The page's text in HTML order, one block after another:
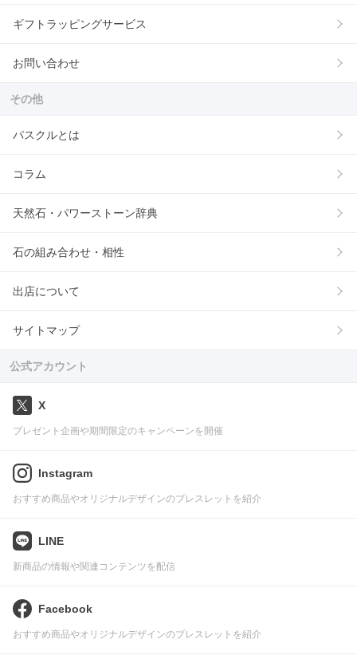
ギフトラッピングサービス
お問い合わせ
その他
パスクルとは
コラム
天然石・パワーストーン辞典
石の組み合わせ・相性
出店について
サイトマップ
公式アカウント
X
プレゼント企画や期間限定のキャンペーンを開催
Instagram
おすすめ商品やオリジナルデザインのブレスレットを紹介
LINE
新商品の情報や関連コンテンツを配信
Facebook
おすすめ商品やオリジナルデザインのブレスレットを紹介